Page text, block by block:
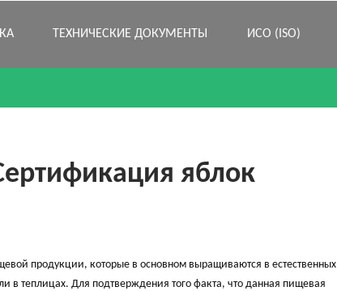
ТЕХНИЧЕСКИЕ ДОКУМЕНТЫ ИСО (ISO)
яблок
продукции, которые в основном выращиваются в естественных
в теплицах. Для подтверждения того факта, что данная пищевая